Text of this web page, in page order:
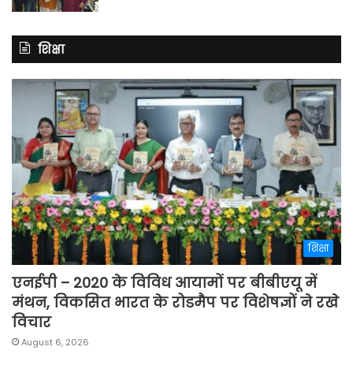
शिक्षा
शिक्षा
एनईपी – 2020 के विविध आयामों पर बीबीएयू में
मंथन, विकसित भारत के रोडमैप पर विशेषज्ञों ने रखे
विचार
August 6, 2026